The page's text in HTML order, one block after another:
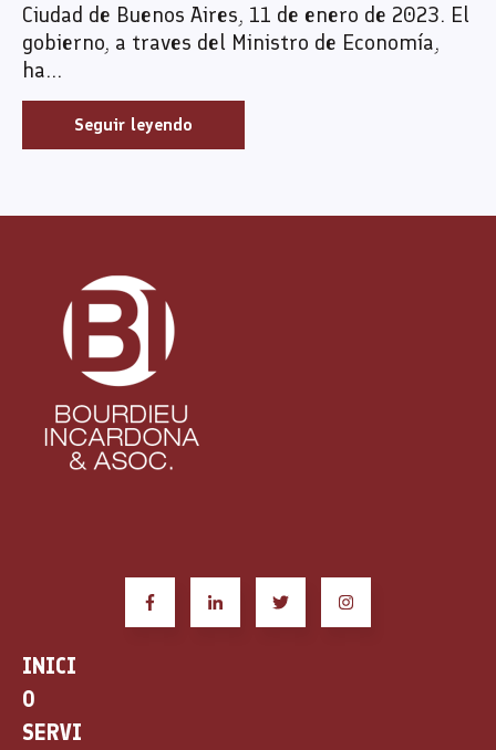
Ciudad de Buenos Aires, 11 de enero de 2023. El
gobierno, a traves del Ministro de Economía,
ha...
Seguir leyendo
INICI
O
SERVI